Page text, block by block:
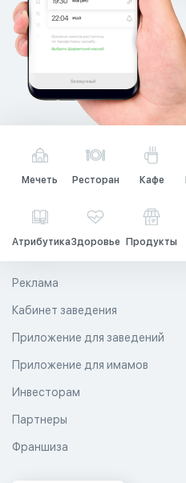
Мечеть Ресторан Кафе
АтрибутикаЗдоровье Продукты
Реклама
Кабинет заведения
Приложение для заведений
Приложение для имамов
Инвесторам
Партнеры
Франшиза